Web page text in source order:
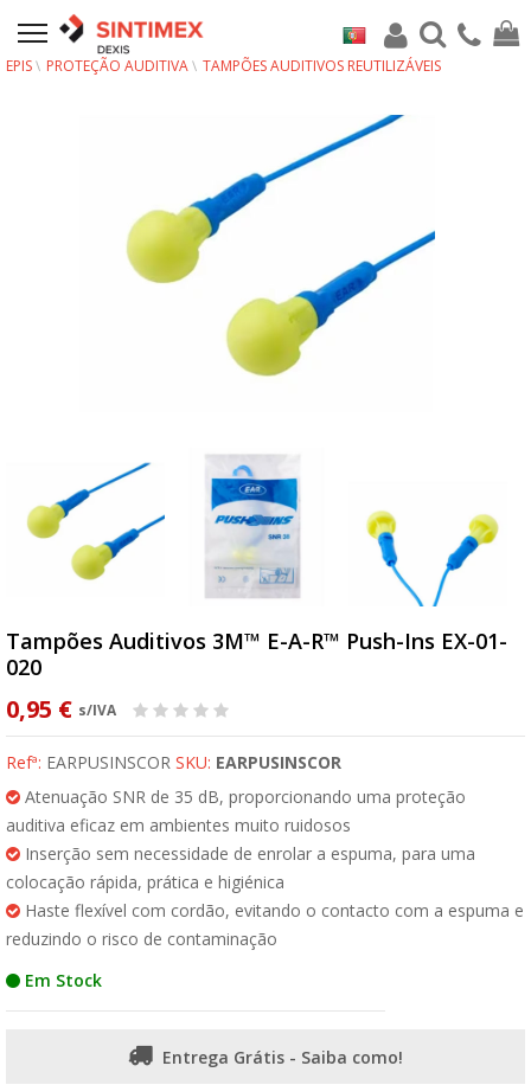
EPIS PROTEÇÃO AUDITIVA TAMPÕES AUDITIVOS REUTILIZÁVEIS
Tampões Auditivos 3M™ E-A-R™ Push-Ins EX-01-
020
0,95 € s/IVA
Refª: EARPUSINSCOR SKU: EARPUSINSCOR
Atenuação SNR de 35 dB, proporcionando uma proteção
auditiva eficaz em ambientes muito ruidosos
Inserção sem necessidade de enrolar a espuma, para uma
colocação rápida, prática e higiénica
Haste flexível com cordão, evitando o contacto com a espuma e
reduzindo o risco de contaminação
Em Stock
Entrega Grátis - Saiba como!